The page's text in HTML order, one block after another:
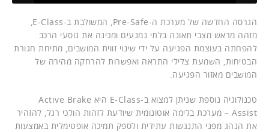
הגרסה החדשה של מערכת ה-Pre-Safe, המשולבת ב-E-Class,
מזהה מראש מצבי תאונה בלתי נמנעים ומכינה את נוסעי הרכב
להפחתה בעוצמת הפגיעה על ידי שינוי זווית המושבים, מתיחת חגורת
הבטיחות, השמעת צלילי התראה ואפשרות להרחקה מהירה של
המושבים מאזור הפגיעה.
טכנולוגיה נוספת שניתן למצוא ב-E-Class היא Active Brake
Assist – מערכת בלימה אוטונומית שיודעת לזהות הולכי רגל, להזהיר
את הנהג מפני התנגשות עתידית ולספק תמיכה אופטימלית באמצעות